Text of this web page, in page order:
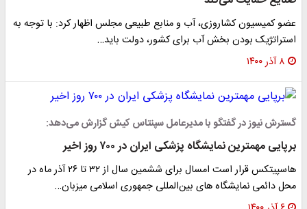
عضو کمیسیون کشاروزی، آب و منابع طبیعی مجلس اظهار کرد:‌ با توجه به
استراتژیک بودن بخش آب برای کشور، دولت باید…
۸ آذر ۱۴۰۰
گسترش نیوز در گفتگو با مدیرعامل سپنتاس کیش گزارش می‌دهد:
برپایی مهمترین نمایشگاه پزشکی ایران در ۷۰۰ روز اخیر
هاسپیتکس قرار است امسال برای ششمین سال از ۳۲ تا ۲۶ آذر ماه در
محل دائمی نمایشگاه های بین‌المللی جمهوری اسلامی میزبان…